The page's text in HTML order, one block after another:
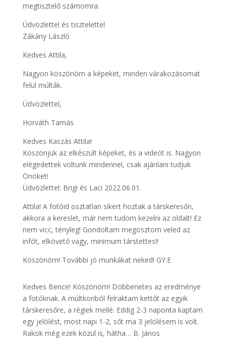
megtisztelő számomra.
Üdvözlettel és tisztelettel
Zákány László
Kedves Attila,
Nagyon köszönöm a képeket, minden várakozásomat
felül múlták.
Üdvözlettel,
Horváth Tamás
Kedves Kaszás Attila!
Köszönjük az elkészült képeket, és a videót is. Nagyon
elégedettek voltunk mindennel, csak ajánlani tudjuk
Önöket!
Üdvözlettel: Brigi és Laci 2022.06.01.
Attila! A fotóid osztatlan sikert hoztak a társkeresőn,
akkora a kereslet, már nem tudom kezelni az oldalt! Ez
nem vicc, tényleg! Gondoltam megosztom veled az
infót, elkövető vagy, minimum társtettes!!
Köszönöm! További jó munkákat neked! GY.E
Kedves Bence! Köszönöm! Döbbenetes az eredménye
a fotóknak. A múltkoriból felraktam kettőt az egyik
társkeresőre, a régiek mellé. Eddig 2-3 naponta kaptam
egy jelölést, most napi 1-2, sőt ma 3 jelölésem is volt.
Rakok még ezek közül is, hátha… B. János